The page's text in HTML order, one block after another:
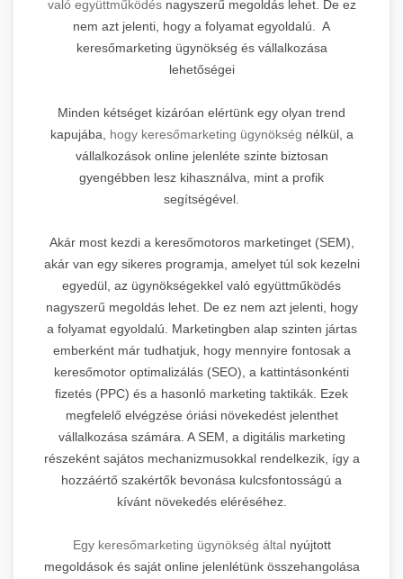
való együttműködésnagyszerű megoldás lehet. De ez
nem azt jelenti, hogy a folyamat egyoldalú. A
keresőmarketing ügynökség és vállalkozása
lehetőségei
Minden kétséget kizáróan elértünk egy olyan trend
kapujába, hogy keresőmarketing ügynökség nélkül, a
vállalkozások online jelenléte szinte biztosan
gyengébben lesz kihasználva, mint a profik
segítségével.
Akár most kezdi a keresőmotoros marketinget (SEM),
akár van egy sikeres programja, amelyet túl sok kezelni
egyedül, az ügynökségekkel való együttműködés
nagyszerű megoldás lehet. De ez nem azt jelenti, hogy
a folyamat egyoldalú. Marketingben alap szinten jártas
emberként már tudhatjuk, hogy mennyire fontosak a
keresőmotor optimalizálás (SEO), a kattintásonkénti
fizetés (PPC) és a hasonló marketing taktikák. Ezek
megfelelő elvégzése óriási növekedést jelenthet
vállalkozása számára. A SEM, a digitális marketing
részeként sajátos mechanizmusokkal rendelkezik, így a
hozzáértő szakértők bevonása kulcsfontosságú a
kívánt növekedés eléréséhez.
Egy keresőmarketing ügynökség által nyújtott
megoldások és saját online jelenlétünk összehangolása